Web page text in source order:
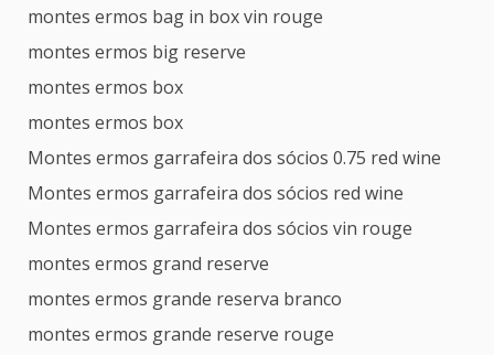
montes ermos bag in box vin rouge
montes ermos big reserve
montes ermos box
montes ermos box
Montes ermos garrafeira dos sócios 0.75 red wine
Montes ermos garrafeira dos sócios red wine
Montes ermos garrafeira dos sócios vin rouge
montes ermos grand reserve
montes ermos grande reserva branco
montes ermos grande reserve rouge